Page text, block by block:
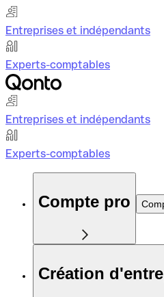
Entreprises et indépendants
Experts-comptables
Entreprises et indépendants
Experts-comptables
Compte pro
Création